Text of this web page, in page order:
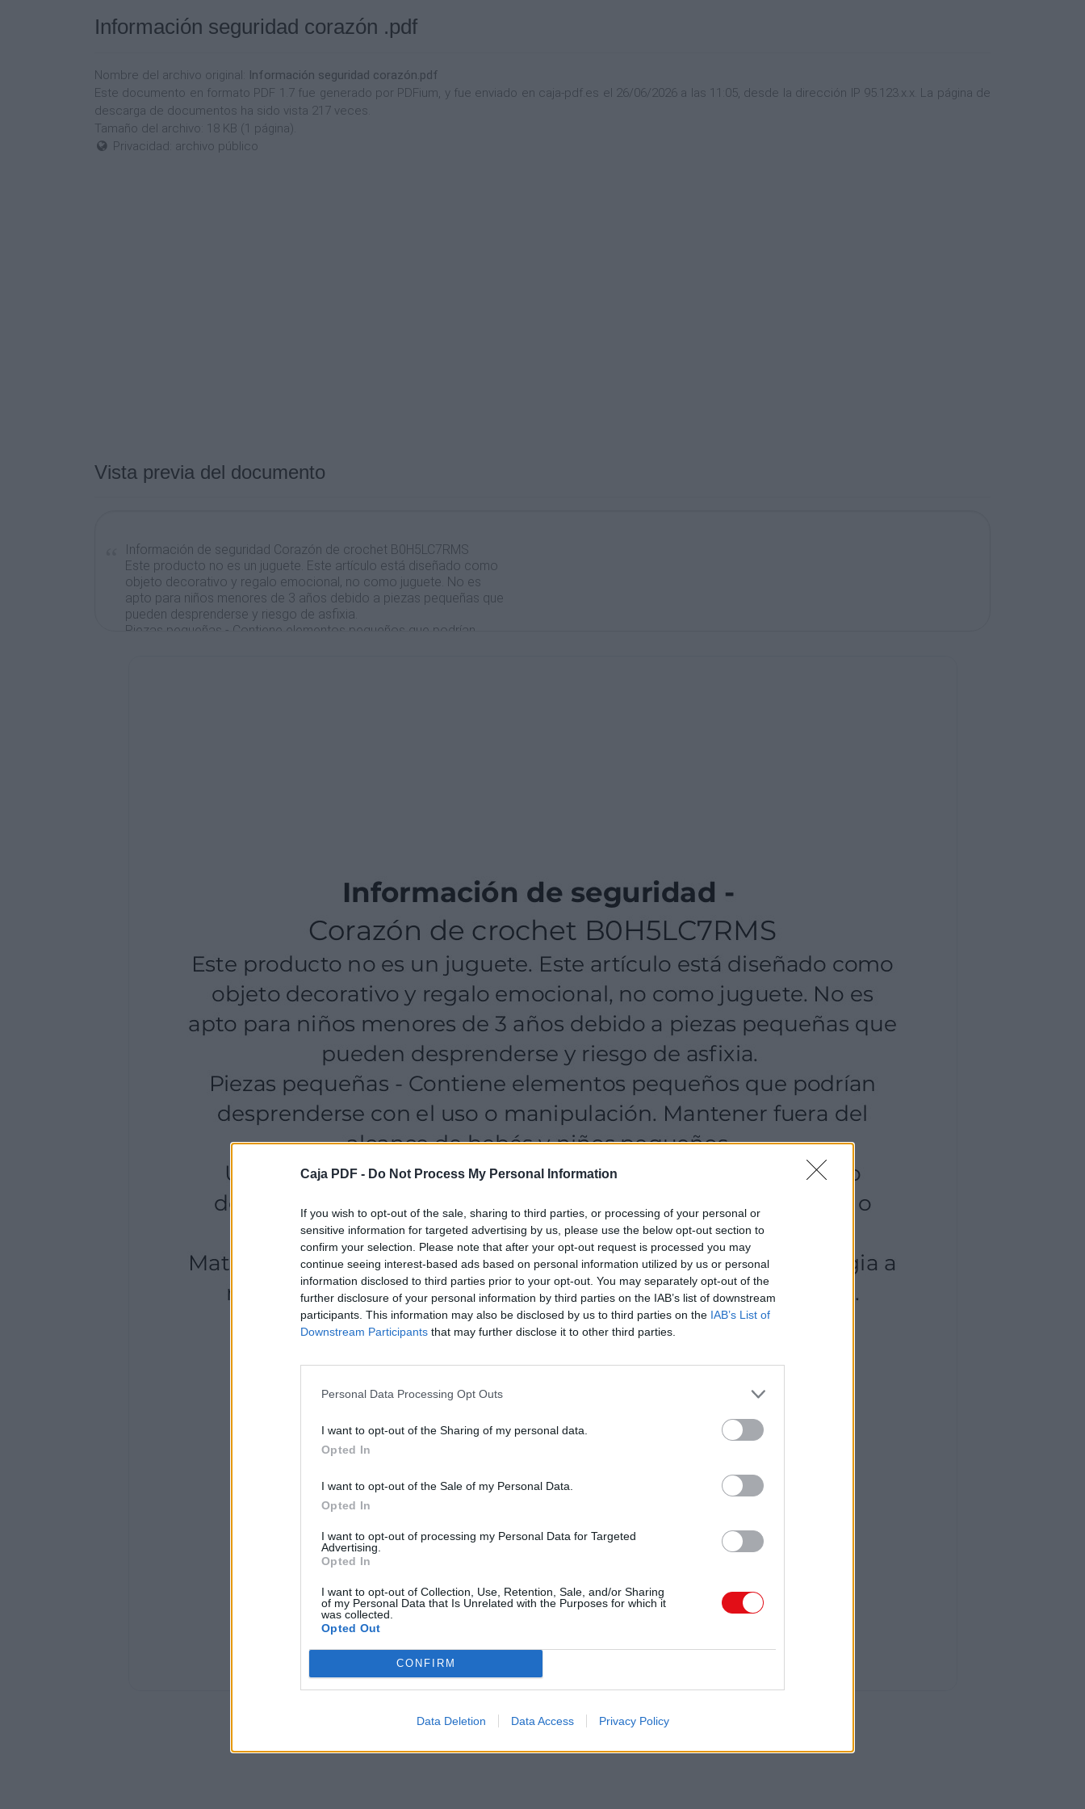
Caja PDF - Do Not Process My Personal Information
If you wish to opt-out of the sale, sharing to third parties, or processing of your personal or
sensitive information for targeted advertising by us, please use the below opt-out section to
confirm your selection. Please note that after your opt-out request is processed you may
continue seeing interest-based ads based on personal information utilized by us or personal
information disclosed to third parties prior to your opt-out. You may separately opt-out of the
further disclosure of your personal information by third parties on the IAB’s list of downstream
participants. This information may also be disclosed by us to third parties on the IAB’s List of
Downstream Participants that may further disclose it to other third parties.
Personal Data Processing Opt Outs
I want to opt-out of the Sharing of my personal data.
Opted In
I want to opt-out of the Sale of my Personal Data.
Opted In
I want to opt-out of processing my Personal Data for Targeted
Advertising.
Opted In
I want to opt-out of Collection, Use, Retention, Sale, and/or Sharing
of my Personal Data that Is Unrelated with the Purposes for which it
was collected.
Opted Out
CONFIRM
Data Deletion Data Access Privacy Policy
Información seguridad corazón .pdf
Nombre del archivo original: Información seguridad corazón.pdf
Este documento en formato PDF 1.7 fue generado por PDFium, y fue enviado en caja-pdf.es el 26/06/2026 a las 11:05, desde la dirección IP 95.123.x.x. La página de
descarga de documentos ha sido vista 217 veces.
Tamaño del archivo: 18 KB (1 página).
Privacidad: archivo público
Vista previa del documento
Información de seguridad Corazón de crochet B0H5LC7RMS
Este producto no es un juguete. Este artículo está diseñado como
objeto decorativo y regalo emocional, no como juguete. No es
apto para niños menores de 3 años debido a piezas pequeñas que
pueden desprenderse y riesgo de asfixia.
Piezas pequeñas - Contiene elementos pequeños que podrían